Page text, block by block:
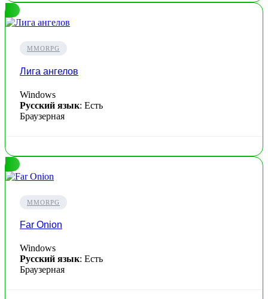
MMORPG
Лига ангелов
Windows
Русский язык: Есть
Браузерная
MMORPG
Far Onion
Windows
Русский язык: Есть
Браузерная